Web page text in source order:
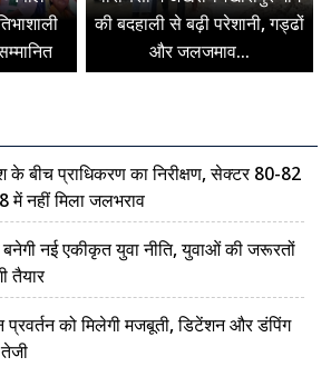
की बदहाली से बढ़ी परेशानी, गड्ढों
और जलजमाव...
के बीच प्राधिकरण का निरीक्षण, सेक्टर 80-82
नहीं मिला जलभराव
नई एकीकृत युवा नीति, युवाओं की जरूरतों
तैयार
प्रवर्तन को मिलेगी मजबूती, डिटेंशन और डंपिंग
तेजी